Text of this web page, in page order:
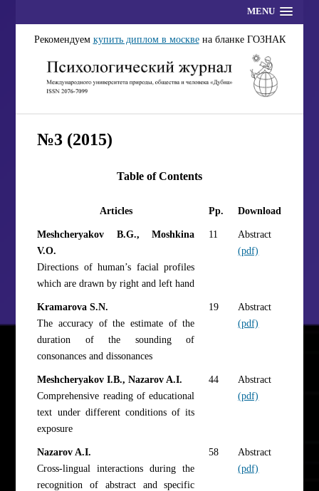
MENU
Рекомендуем купить диплом в москвена бланке ГОЗНАК
№3 (2015)
Table of Contents
Articles Pp. Download
Meshcheryakov B.G., Moshkina
V.O.
Directions of human’s facial profiles
which are drawn by right and left hand
11
Abstract
(pdf)
Kramarova S.N.
The accuracy of the estimate of the
duration of the sounding of
consonances and dissonances
19
Abstract
(pdf)
Meshcheryakov I.B., Nazarov A.I.
Comprehensive reading of educational
text under different conditions of its
exposure
44
Abstract
(pdf)
Nazarov A.I.
Cross-lingual interactions during the
recognition of abstract and specific
58
Abstract
(pdf)